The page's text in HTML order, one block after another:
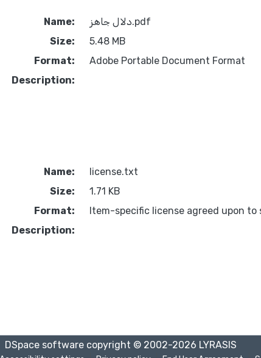
Name:
دلال جاهز.pdf
Size:
5.48 MB
Format:
Adobe Portable Document Format
Description:
Name:
license.txt
Size:
1.71 KB
Format:
Item-specific license agreed upon to
Description:
DSpace softwarecopyright © 2002-2026 LYRASIS